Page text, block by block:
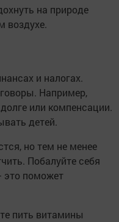
на природе
воздухе.
и налогах.
Например,
или компенсации.
детей.
но тем не менее
Побалуйте себя
это поможет
пить витамины